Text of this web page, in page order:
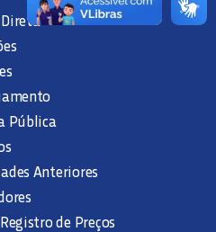
Pública
Anteriores
de Preços